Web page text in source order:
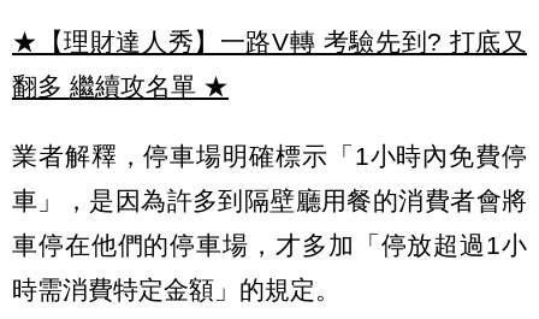
★【理財達人秀】一路V轉 考驗先到? 打底又
翻多 繼續攻名單 ★
業者解釋，停車場明確標示「1小時內免費停
車」，是因為許多到隔壁廳用餐的消費者會將
車停在他們的停車場，才多加「停放超過1小
時需消費特定金額」的規定。